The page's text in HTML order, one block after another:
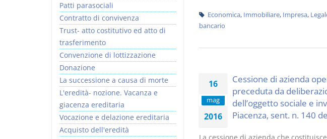
Economica, Immobiliare, Impresa,
bancario
16
mag
2016
Cessione di azienda
preceduta da
dell’oggetto sociale e
Piacenza, sent. n. 140
Patti parasociali
Contratto di convivenza
Trust- atto costitutivo ed atto di
trasferimento
Convenzione di lottizzazione
Donazione
La successione a causa di morte
L'eredità- nozione. Vacanza e
giacenza ereditaria
Vocazione e delazione ereditaria
Acquisto dell'eredità